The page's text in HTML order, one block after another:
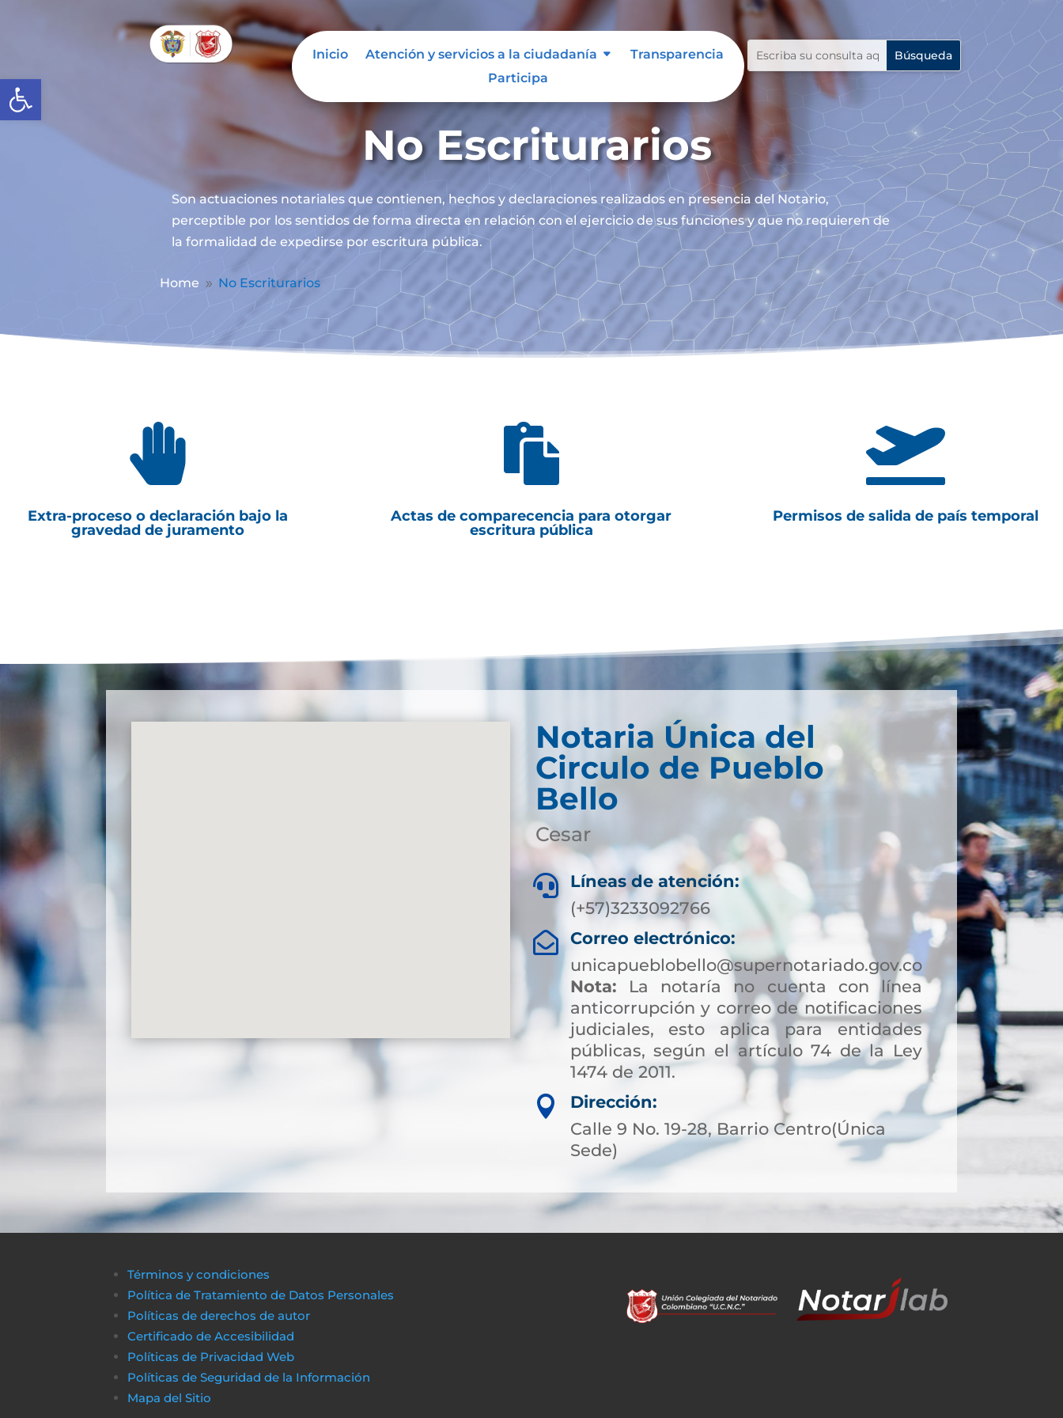
Abrir barra de herramientas
Inicio Atención y servicios a la ciudadanía
Transparencia
Participa
No Escriturarios
Son actuaciones notariales que contienen, hechos y declaraciones realizados en presencia del Notario,
perceptible por los sentidos de forma directa en relación con el ejercicio de sus funciones y que no requieren de
la formalidad de expedirse por escritura pública.
Home 9 No Escriturarios

Extra-proceso o declaración bajo la
gravedad de juramento

Actas de comparecencia para otorgar
escritura pública

Permisos de salida de país temporal
Notaria Única del
Circulo de Pueblo
Bello
Cesar

Líneas de atención:
(+57)3233092766

Correo electrónico:
unicapueblobello@supernotariado.gov.co
Nota: La notaría no cuenta con línea
anticorrupción y correo de notificaciones
judiciales, esto aplica para entidades
públicas, según el artículo 74 de la Ley
1474 de 2011.

Dirección:
Calle 9 No. 19-28, Barrio Centro(Única
Sede)
Términos y condiciones
Política de Tratamiento de Datos Personales
Políticas de derechos de autor
Certificado de Accesibilidad
Políticas de Privacidad Web
Políticas de Seguridad de la Información
Mapa del Sitio